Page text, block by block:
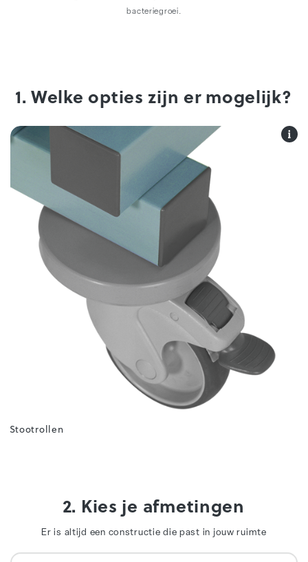
bacteriegroei.
1. Welke opties zijn er mogelijk?
Stootrollen
2. Kies je afmetingen
Er is altijd een constructie die past in jouw ruimte